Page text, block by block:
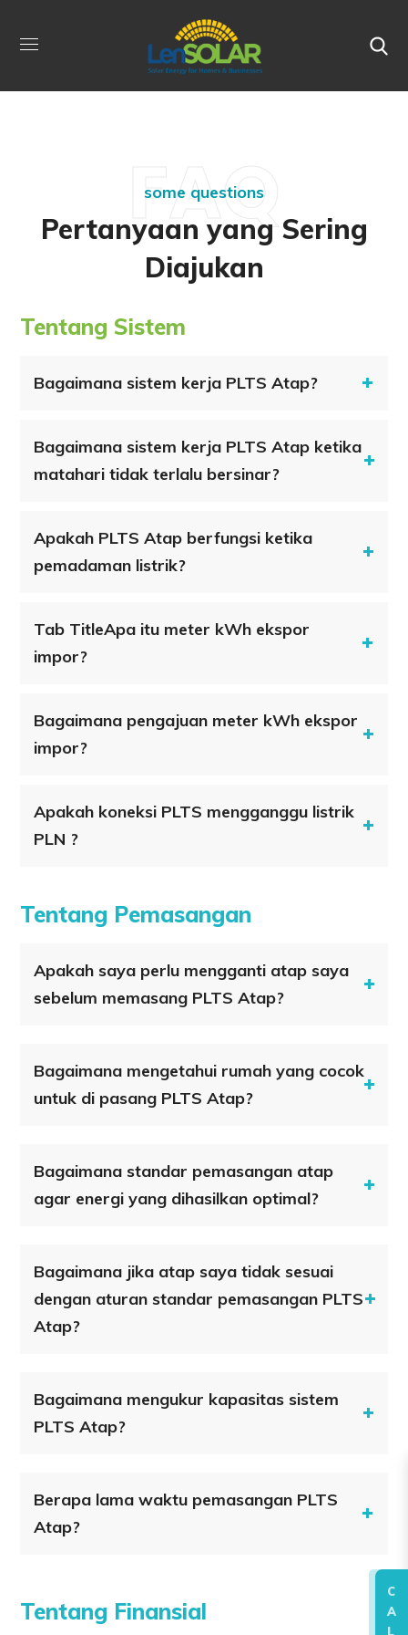
some questions
Pertanyaan yang Sering
Diajukan
FAQ
Tentang Sistem
Bagaimana sistem kerja PLTS Atap?
Bagaimana sistem kerja PLTS Atap ketika
matahari tidak terlalu bersinar?
Apakah PLTS Atap berfungsi ketika
pemadaman listrik?
Tab TitleApa itu meter kWh ekspor
impor?
Bagaimana pengajuan meter kWh ekspor
impor?
Apakah koneksi PLTS mengganggu listrik
PLN ?
Tentang Pemasangan
Apakah saya perlu mengganti atap saya
sebelum memasang PLTS Atap?
Bagaimana mengetahui rumah yang cocok
untuk di pasang PLTS Atap?
Bagaimana standar pemasangan atap
agar energi yang dihasilkan optimal?
Bagaimana jika atap saya tidak sesuai
dengan aturan standar pemasangan PLTS
Atap?
Bagaimana mengukur kapasitas sistem
PLTS Atap?
Berapa lama waktu pemasangan PLTS
Atap?
Tentang Finansial
C
A
L